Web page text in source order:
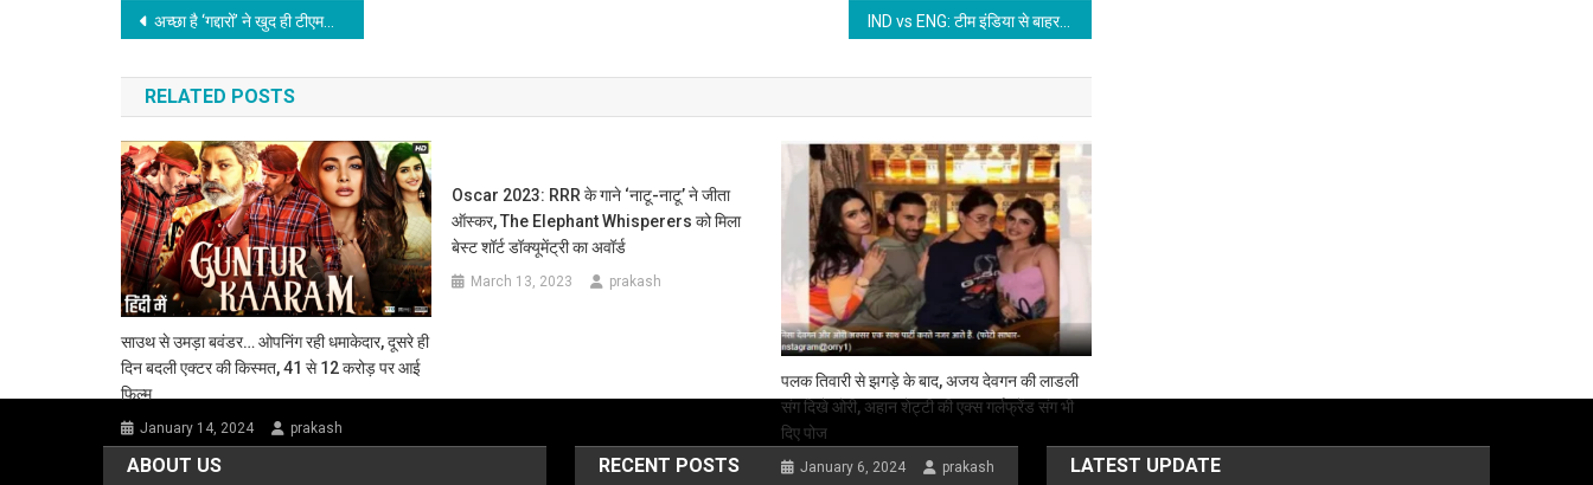
Post
navigation
अच्छा है ‘गद्दारों’ ने खुद ही टीएमसी छोड़ दी, अब इन दलबदलुओं से बीजेपी में नाराजगी है : ममता बनर्जी IND vs ENG: टीम इंडिया से बाहर चल रहे धवन ने इंग्लैंड को चेताया, बोले- बैट की धार हमेशा तेज रखनी चाहिए
RELATED POSTS
साउथ से उमड़ा बवंडर… ओपनिंग रही धमाकेदार, दूसरे ही
दिन बदली एक्टर की किस्मत, 41 से 12 करोड़ पर आई
फिल्म
January 14, 2024 prakash
Oscar 2023: RRR के गाने ‘नाटू-नाटू’ ने जीता
ऑस्कर, The Elephant Whisperers को मिला
बेस्ट शॉर्ट डॉक्यूमेंट्री का अवॉर्ड
March 13, 2023 prakash
पलक तिवारी से झगड़े के बाद, अजय देवगन की लाडली
संग दिखे ओरी, अहान शेट्टी की एक्स गर्लफ्रेंड संग भी
दिए पोज
January 6, 2024 prakash
ABOUT US RECENT POSTS LATEST UPDATE